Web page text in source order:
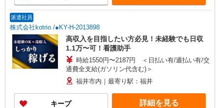
派遣社員
株式会社kotrio /●KY-H-2013898
高収入を目指したい方必見！未経験でも日収
1.1万〜可！看護助手
時給1550円〜2187円 ＜日払い有/週払い有/交
通費全支給(ガソリン代含む)＞
福井市内｜最寄り駅：福井
キープ 詳細を見る